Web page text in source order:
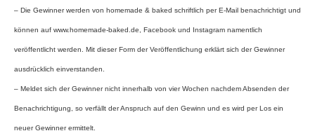
– Die Gewinner werden von homemade & baked schriftlich per E-Mail benachrichtigt und
können auf www.homemade-baked.de, Facebook und Instagram namentlich
veröffentlicht werden. Mit dieser Form der Veröffentlichung erklärt sich der Gewinner
ausdrücklich einverstanden.
– Meldet sich der Gewinner nicht innerhalb von vier Wochen nachdem Absenden der
Benachrichtigung, so verfällt der Anspruch auf den Gewinn und es wird per Los ein
neuer Gewinner ermittelt.